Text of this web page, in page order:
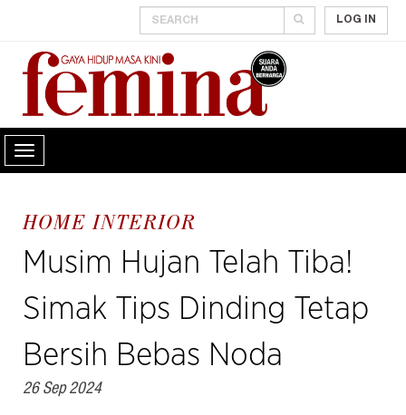
LOG IN
HOME INTERIOR
Musim Hujan Telah Tiba!
Simak Tips Dinding Tetap
Bersih Bebas Noda
26 Sep 2024